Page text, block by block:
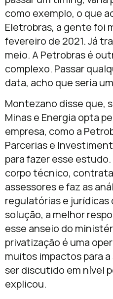
como exemplo, o que
Eletrobras, a gente foi
fevereiro de 2021. Já
meio. A Petrobras é
complexo. Passar
data, acho que seria
Montezano disse que,
Minas e Energia opta
empresa, como a
Parcerias e
para fazer esse estudo.
corpo técnico,
assessores e faz as
regulatórias e jurídicas
solução, a melhor
esse anseio do
privatização é uma
muitos impactos para
ser discutido em nível
explicou.